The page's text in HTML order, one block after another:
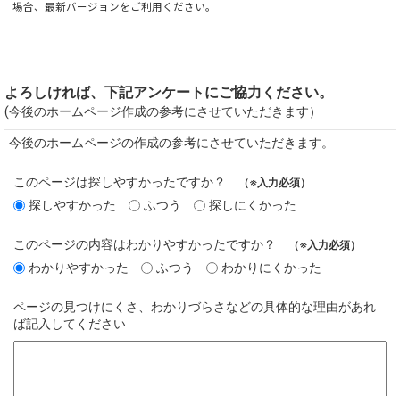
場合、最新バージョンをご利用ください。